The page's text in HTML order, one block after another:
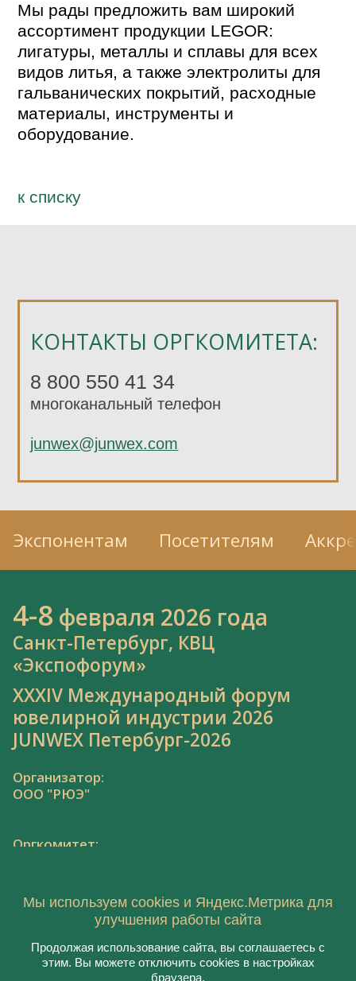
КОНТАКТЫ ОРГКОМИТЕТА:
8 800 550 41 34
многоканальный телефон
junwex@junwex.com
Мы рады предложить вам широкий
ассортимент продукции LEGOR:
лигатуры, металлы и сплавы для всех
видов литья, а также электролиты для
гальванических покрытий, расходные
материалы, инструменты и
оборудование.
к спиcку
Экспонентам Посетителям
4-8 февраля 2026 года
Санкт-Петербург, КВЦ
«Экспофорум»
XXXIV Международный форум
ювелирной индустрии 2026
JUNWEX Петербург-2026
Организатор:
ООО "РЮЭ"
Оргкомитет:
© 2021, ООО "РЮЭ"
Мы используем cookies и Яндекс.Метрика для
улучшения работы сайта
Продолжая использование сайта, вы соглашаетесь с
этим. Вы можете отключить cookies в настройках
браузера.